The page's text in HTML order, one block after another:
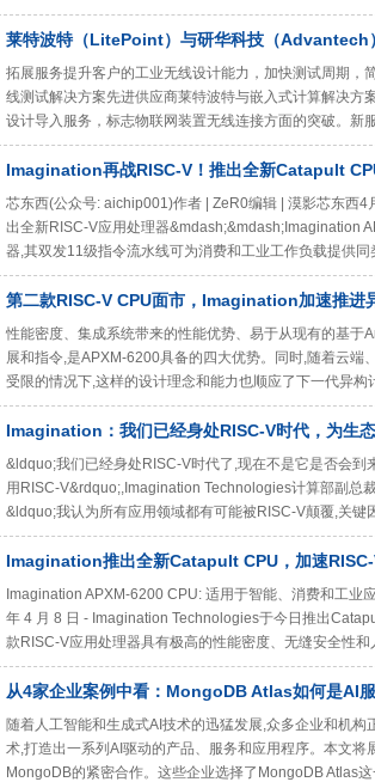
莱特波特（LitePoint）与研华科技（Advantech
（IoT）发展
拓展服务提升客户的工业无线设计能力，加快测试周期
线测试解决方案先进供应商莱特波特与嵌入式计算解决方
设计导入服务，标志物联网装置无线连接方面的突破。新
Imagination再战RISC-V！推出全新Catapult
芯东西(公众号: aichip001)作者 | ZeR0编辑 | 漠影芯东西
出全新RISC-V应用处理器&mdash;&mdash;Imagination
器,其双发11级指令流水线可为消费和工业工作负载提供
第二款RISC-V CPU面市，Imagination加速推进
性能密度、集成系统带来的性能优势、易于从现有的基
展和指令,是APXM-6200具备的四大优势。同时,随着云
受限的情况下,这样的设计理念和能力也顺应了下一代异
Imagination：我们已经身处RISC-V时代，为生
&ldquo;我们已经身处RISC-V时代了,现在不是它是否会
用RISC-V&rdquo;,Imagination Technologies计算部副总
&ldquo;我认为所有应用领域都有可能被RISC-V颠覆,关键
Imagination推出全新Catapult CPU，加速RISC-
Imagination APXM-6200 CPU: 适用于智能、消费和工
年 4 月 8 日 - Imagination Technologies于今日推出
款RISC-V应用处理器具有极高的性能密度、无缝安全性
从4家企业案例中看：MongoDB Atlas如何是AI
随着人工智能和生成式AI技术的迅猛发展,众多企业和机
术,打造出一系列AI驱动的产品、服务和应用程序。本文
MongoDB的紧密合作。这些企业选择了MongoDB Atlas